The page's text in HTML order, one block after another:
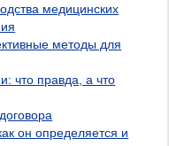
медицинских
методы для
что правда, а что
он определяется и